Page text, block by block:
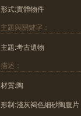
形式:實體物件
主題與關鍵字：
主題:考古遺物
描述：
材質:陶
形制:淺灰褐色細砂陶腹